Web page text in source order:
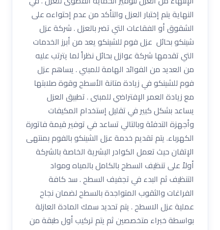
النهاية يتم إختبار العزل والتأكد من عدم إحتواءه على
الشقوق أو الفقاعات التي تضر بالعزل . شركة عزل
شينكو بحائل عزل فوم للشينكو يعد من أبرز الخدمات
التي تقدمها شركة عوازل بحائل نظراً لما يترتب عليه
من العديد من الفوائد الهامة للمبني . يساهم عزل
فوم للشينكو في زيادة متانة الأسطح وقوة صلابتها
مع زيادة العمر الإفتراضي للمبنى . تطبيق العزل
يساعد بشكل كبير في تقليل إستخدام المكيفات
وأجهزة التدفئة وبالتالي تساعد في توفير قيمة فاتورة
الكهرباء. يتم تقديم خدمة عزل الشينكو بالفوم بمنتهى
الإتقان حيث تعمل الكوادر البشرية الخاصة بالشركة
أولاً على تنظيف السطح بالكامل بالمياه ومواد
التنظيف ثم البدء في تجفيف السطح . سد كافة
الفراغات والثقوب المتواجدة بالسطح لضمان نجاح
عملية عزل الاسطح . يتم تحديد سمك المادة العازلة
بواسطة خبراء متخصصين ثم يتم تركيب أول طبقة من